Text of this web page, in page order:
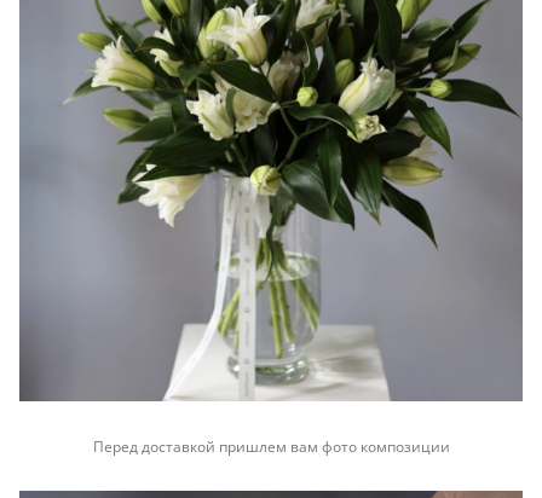
Перед доставкой пришлем вам фото композиции